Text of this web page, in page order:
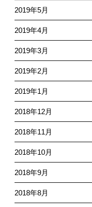
2019年5月
2019年4月
2019年3月
2019年2月
2019年1月
2018年12月
2018年11月
2018年10月
2018年9月
2018年8月